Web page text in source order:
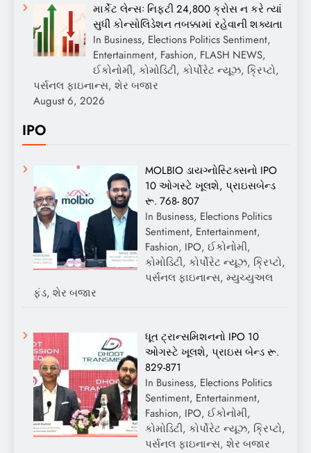
માર્કેટ લેન્સઃ નિફ્ટી 24,800 ક્રોસ ન કરે ત્યાં
સુધી કોન્સોલિડેશન તબક્કામાં રહેવાની શક્યતા
In Business, Elections Politics Sentiment,
Entertainment, Fashion, FLASH NEWS,
ઈકોનોમી, કોમોડિટી, કોર્પોરેટ ન્યૂઝ, ક્રિપ્ટો,
પર્સનલ ફાઇનાન્સ, શેર બજાર
August 6, 2026
IPO
MOLBIO ડાયગ્નોસ્ટિક્સનો IPO
10 ઓગસ્ટે ખૂલશે, પ્રાઇસબેન્ડ
રૂ. 768- 807
In Business, Elections Politics
Sentiment, Entertainment,
Fashion, IPO, ઈકોનોમી,
કોમોડિટી, કોર્પોરેટ ન્યૂઝ, ક્રિપ્ટો,
પર્સનલ ફાઇનાન્સ, મ્યુચ્યુઅલ
ફંડ, શેર બજાર
ધૂત ટ્રાન્સમિશનનો IPO 10
ઓગસ્ટે ખૂલશે, પ્રાઇસ બેન્ડ રૂ.
829-871
In Business, Elections Politics
Sentiment, Entertainment,
Fashion, IPO, ઈકોનોમી,
કોમોડિટી, કોર્પોરેટ ન્યૂઝ, ક્રિપ્ટો,
પર્સનલ ફાઇનાન્સ, શેર બજાર